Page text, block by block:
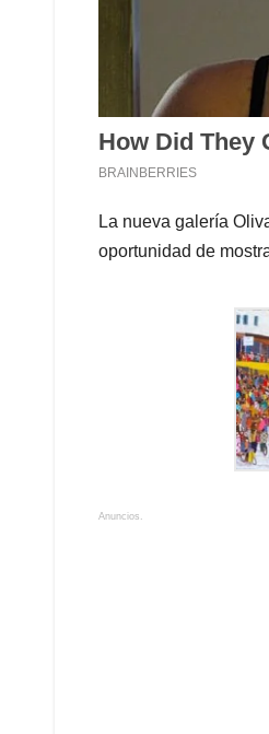
La nueva galería
oportunidad de
Anuncios.